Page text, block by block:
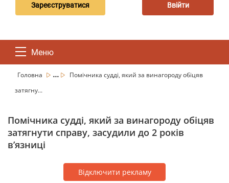
Зареєструватися Ввійти
Меню
Головна ...
Помічника судді, який за винагороду обіцяв
затягну...
Помічника судді, який за винагороду обіцяв
затягнути справу, засудили до 2 років
в’язниці
Відключити рекламу